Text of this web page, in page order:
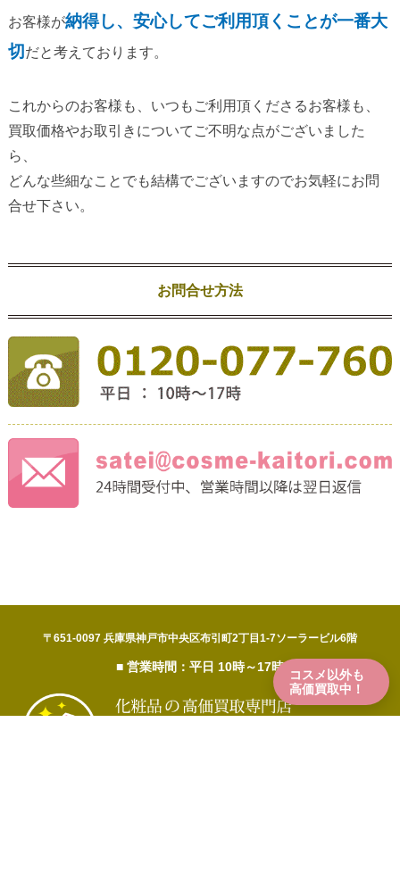
お客様が納得し、安心してご利用頂くことが一番大
切だと考えております。
これからのお客様も、いつもご利用頂くださるお客様も、
買取価格やお取引きについてご不明な点がございました
ら、
どんな些細なことでも結構でございますのでお気軽にお問
合せ下さい。
お問合せ方法
〒651-0097 兵庫県神戸市中央区布引町2丁目1-7ソーラービル6階
■ 営業時間：平日 10時～17時
コスメ以外も
高価買取中！